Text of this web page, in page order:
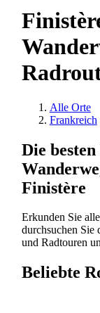
Alle Orte
Frankreich
Die
Finistère
Erkunden Sie
durchsuchen Sie
und Radtouren
Beliebte